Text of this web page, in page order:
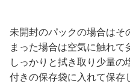
未開封のパックの場合はそ
まった場合は空気に触れ
しっかりと拭き取り少量
付きの保存袋に入れて保存